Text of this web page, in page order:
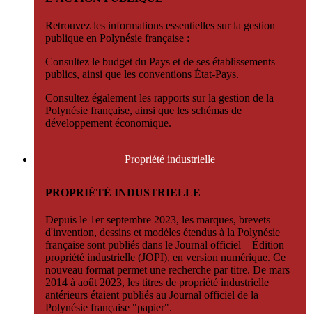
Retrouvez les informations essentielles sur la gestion
publique en Polynésie française :
Consultez le budget du Pays et de ses établissements
publics, ainsi que les conventions État-Pays.
Consultez également les rapports sur la gestion de la
Polynésie française, ainsi que les schémas de
développement économique.
Propriété industrielle
PROPRIÉTÉ INDUSTRIELLE
Depuis le 1er septembre 2023, les marques, brevets
d'invention, dessins et modèles étendus à la Polynésie
française sont publiés dans le Journal officiel – Édition
propriété industrielle (JOPI), en version numérique. Ce
nouveau format permet une recherche par titre. De mars
2014 à août 2023, les titres de propriété industrielle
antérieurs étaient publiés au Journal officiel de la
Polynésie française "papier".